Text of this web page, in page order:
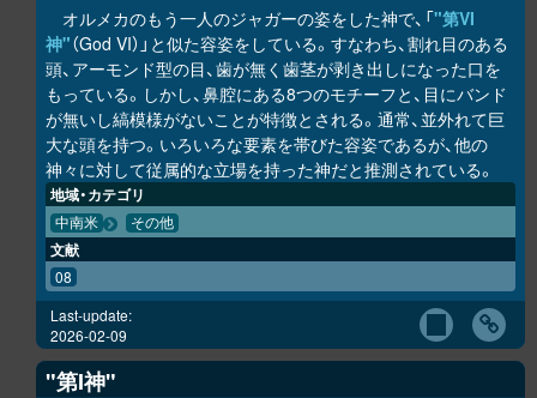
オルメカのもう一人のジャガーの姿をした神で、「"第VI
神"（God VI）」と似た容姿をしている。すなわち、割れ目のある
頭、アーモンド型の目、歯が無く歯茎が剥き出しになった口を
もっている。しかし、鼻腔にある8つのモチーフと、目にバンド
が無いし縞模様がないことが特徴とされる。通常、並外れて巨
大な頭を持つ。いろいろな要素を帯びた容姿であるが、他の
神々に対して従属的な立場を持った神だと推測されている。
地域・カテゴリ
中南米 その他
文献
08
Last-update:
2026-02-09
"第I神"